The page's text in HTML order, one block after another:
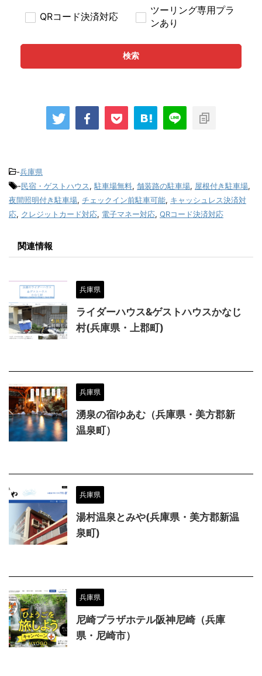
QRコード決済対応
ツーリング専用プラ
ンあり
検索
-兵庫県
-民宿・ゲストハウス,駐車場無料, 舗装路の駐車場, 屋根付き駐車場,
夜間照明付き駐車場, チェックイン前駐車可能, キャッシュレス決済対
応, クレジットカード対応, 電子マネー対応, QRコード決済対応
関連情報
兵庫県
ライダーハウス&ゲストハウスかなじ
村(兵庫県・上郡町)
兵庫県
湧泉の宿ゆあむ（兵庫県・美方郡新
温泉町）
兵庫県
湯村温泉とみや(兵庫県・美方郡新温
泉町)
兵庫県
尼崎プラザホテル阪神尼崎（兵庫
県・尼崎市）